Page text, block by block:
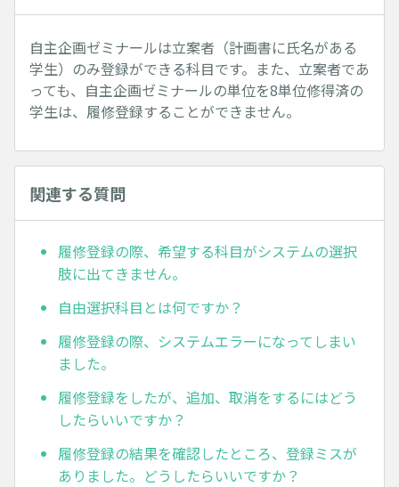
自主企画ゼミナールは立案者（計画書に氏名がある
学生）のみ登録ができる科目です。また、立案者であ
っても、自主企画ゼミナールの単位を8単位修得済の
学生は、履修登録することができません。
関連する質問
履修登録の際、希望する科目がシステムの選択
肢に出てきません。
自由選択科目とは何ですか？
履修登録の際、システムエラーになってしまい
ました。
履修登録をしたが、追加、取消をするにはどう
したらいいですか？
履修登録の結果を確認したところ、登録ミスが
ありました。どうしたらいいですか？